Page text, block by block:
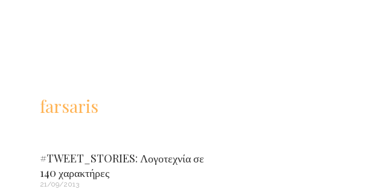
farsaris
#TWEET_STORIES: Λογοτεχνία σε
140 χαρακτήρες
21/09/2013